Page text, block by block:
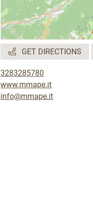
GET DIRECTIONS
3283285780
www.mmape.it
info@mmape.it